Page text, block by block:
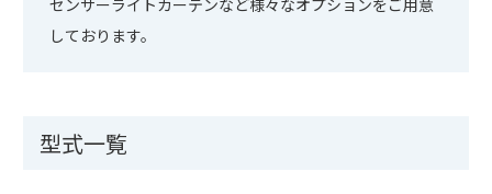
センサーライトカーテンなど様々なオプションをご用意
しております。
型式一覧